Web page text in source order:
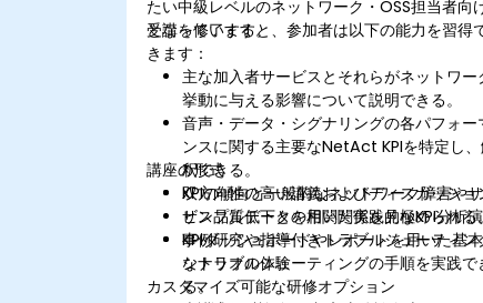
たい中級レベルのネットワーク・OSS担当者向
となっています。
受講を修了すると、参加者は以下の能力を習得
きます：
主な加入者サービスとそれらがネットワー
挙動に与える影響について説明できる。
音声・データ・シグナリングの各パフォー
ンスに関する主要なNetAct KPIを特定し
釈できる。
KPIの傾向と一般的なネットワーク障害や
ビス品質低下との相関関係を見極められる
KPIダッシュボードやレポートを用いた基
なトラブルシューティングの手順を実践で
る。
講座の形式
双方向性の高い講義およびディスカッショ
サンプルデータを用いた実践的なKPI分析
事例研究や指導付きトラブルシューティン
シナリオの体験
カスタマイズ可能な研修オプション